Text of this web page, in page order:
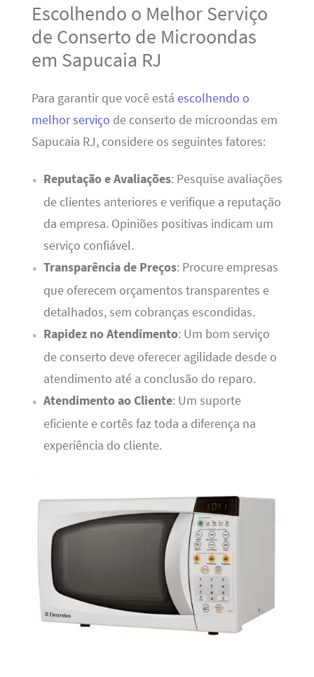
Escolhendo o Melhor Serviço
de Conserto de Microondas
em Sapucaia RJ
Para garantir que você está escolhendo o
melhor serviço de conserto de microondas em
Sapucaia RJ, considere os seguintes fatores:
Reputação e Avaliações: Pesquise avaliações
de clientes anteriores e verifique a reputação
da empresa. Opiniões positivas indicam um
serviço confiável.
Transparência de Preços: Procure empresas
que oferecem orçamentos transparentes e
detalhados, sem cobranças escondidas.
Rapidez no Atendimento: Um bom serviço
de conserto deve oferecer agilidade desde o
atendimento até a conclusão do reparo.
Atendimento ao Cliente: Um suporte
eficiente e cortês faz toda a diferença na
experiência do cliente.